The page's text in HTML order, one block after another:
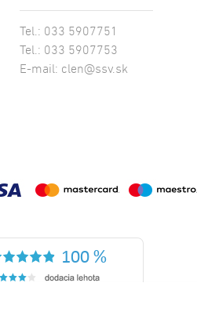
Tel.: 033 5907751
Tel.: 033 5907753
E-mail: clen@ssv.sk